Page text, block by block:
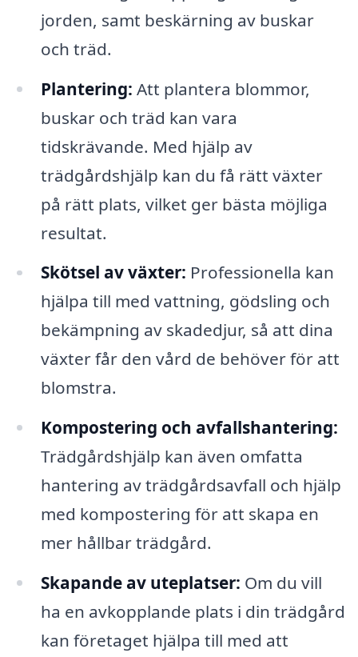
jorden, samt beskärning av buskar
och träd.
Plantering: Att plantera blommor,
buskar och träd kan vara
tidskrävande. Med hjälp av
trädgårdshjälp kan du få rätt växter
på rätt plats, vilket ger bästa möjliga
resultat.
Skötsel av växter: Professionella kan
hjälpa till med vattning, gödsling och
bekämpning av skadedjur, så att dina
växter får den vård de behöver för att
blomstra.
Kompostering och avfallshantering:
Trädgårdshjälp kan även omfatta
hantering av trädgårdsavfall och hjälp
med kompostering för att skapa en
mer hållbar trädgård.
Skapande av uteplatser: Om du vill
ha en avkopplande plats i din trädgård
kan företaget hjälpa till med att